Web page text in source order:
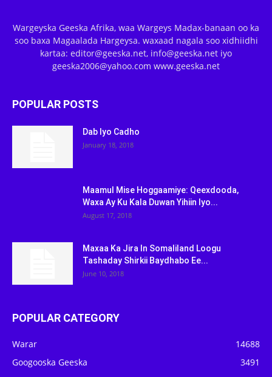
Wargeyska Geeska Afrika, waa Wargeys Madax-banaan oo ka
soo baxa Magaalada Hargeysa. waxaad nagala soo xidhiidhi
kartaa: editor@geeska.net, info@geeska.net iyo
geeska2006@yahoo.com www.geeska.net
POPULAR POSTS
Dab Iyo Cadho
January 18, 2018
Maamul Mise Hoggaamiye: Qeexdooda,
Waxa Ay Ku Kala Duwan Yihiin Iyo...
August 17, 2018
Maxaa Ka Jira In Somaliland Loogu
Tashaday Shirkii Baydhabo Ee...
June 10, 2018
POPULAR CATEGORY
Warar
14688
Googooska Geeska
3491